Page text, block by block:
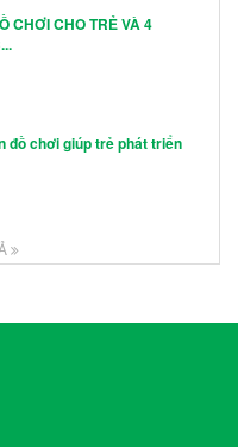
CHƠI CHO TRẺ VÀ 4
đồ chơi giúp trẻ phát triển